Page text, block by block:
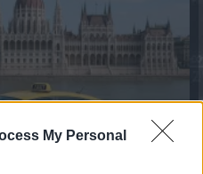
My Personal